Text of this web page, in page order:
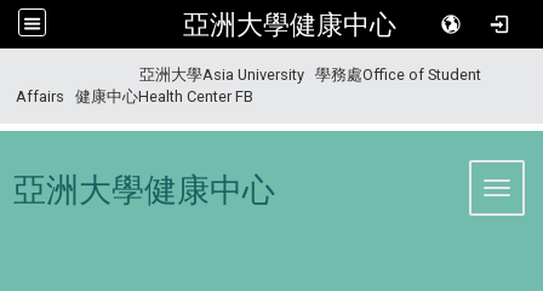
亞洲大學健康中心
亞洲大學Asia University
學務處Office of Student
Affairs
健康中心Health Center FB
亞洲大學健康中心